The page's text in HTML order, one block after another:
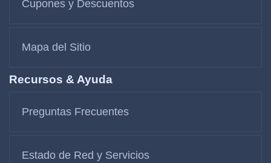
Cupones y Descuentos
Mapa del Sitio
Recursos & Ayuda
Preguntas Frecuentes
Estado de Red y Servicios